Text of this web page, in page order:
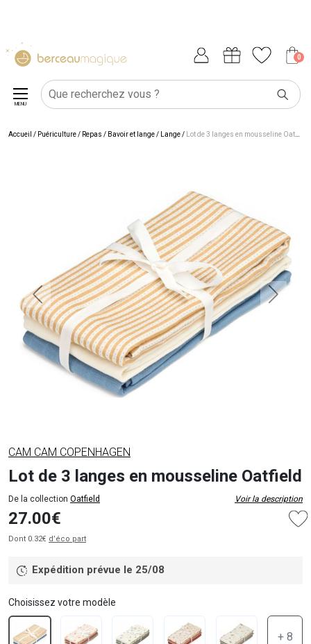
0
MENU
Accueil / Puériculture/ Repas / Bavoir et lange/ Lange/ Lot de 3 langes en mousseline Oatfield
CAM CAM COPENHAGEN
Lot de 3 langes en mousseline Oatfield
De la collection Oatfield Voir la description
27.00€
Dont 0.32€ d’éco part
Expédition prévue le 25/08
Choisissez votre modèle
+ 8